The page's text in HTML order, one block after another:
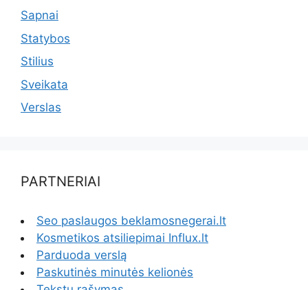
Sapnai
Statybos
Stilius
Sveikata
Verslas
PARTNERIAI
Seo paslaugos beklamosnegerai.lt
Kosmetikos atsiliepimai Influx.lt
Parduoda verslą
Paskutinės minutės kelionės